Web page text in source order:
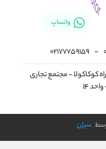
واتساپ
-
02177759159
کوکاکولا - مجتمع تجاری
14
سیژن